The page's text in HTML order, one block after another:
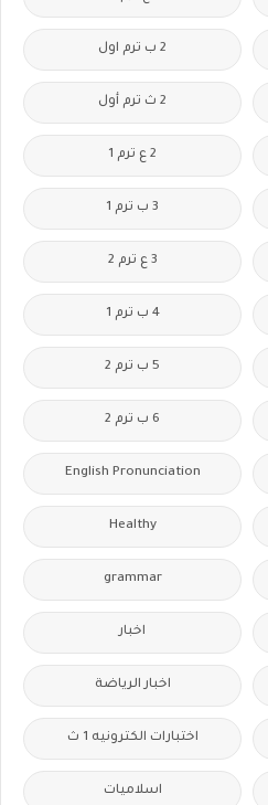
2 ب ترم اول
2 ث ترم أول
2 ع ترم 1
3 ب ترم 1
3 ع ترم 2
4 ب ترم 1
5 ب ترم 2
6 ب ترم 2
English Pronunciation
Healthy
grammar
اخبار
اخبار الرياضة
اختبارات الكترونيه 1 ث
اسلاميات